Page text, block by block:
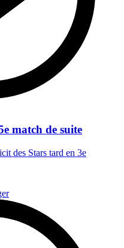
match de suite
des Stars tard en 3e